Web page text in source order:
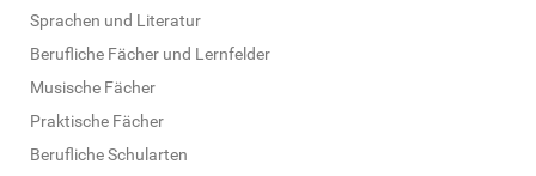
Sprachen und Literatur
Berufliche Fächer und Lernfelder
Musische Fächer
Praktische Fächer
Berufliche Schularten